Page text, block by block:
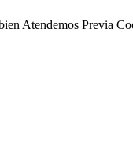
Atendemos Previa